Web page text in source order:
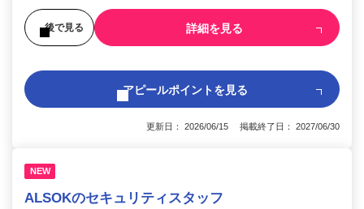
後で見る 詳細を見る
アピールポイントを見る
更新日： 2026/06/15 掲載終了日： 2027/06/30
NEW
ALSOKのセキュリティスタッフ